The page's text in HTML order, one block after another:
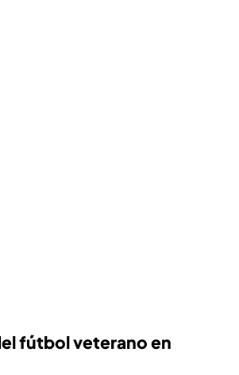
fútbol veterano en